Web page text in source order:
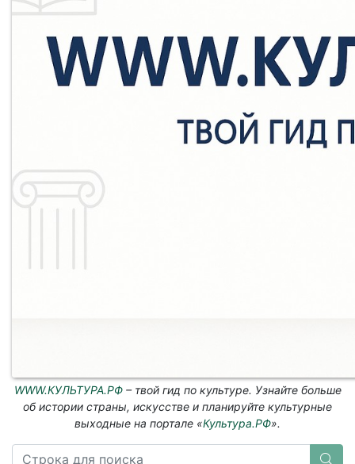
WWW.КУЛЬТУРА.РФ– твой гид по культуре. Узнайте больше
об истории страны, искусстве и планируйте культурные
выходные на портале «Культура.РФ».